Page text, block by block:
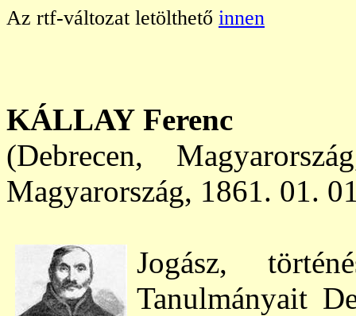
Az rtf-változat letölthető innen
KÁLLAY Ferenc
(Debrecen,
Magyarország, 1861. 01.
Jogász,
Tanulmányait